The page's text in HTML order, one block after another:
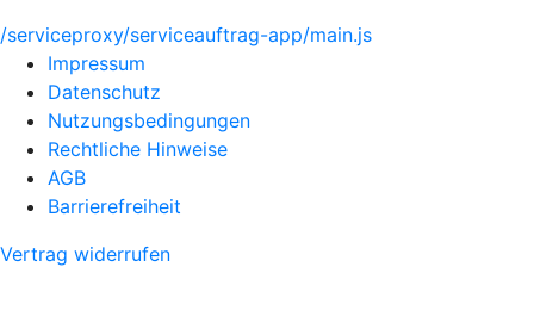
/serviceproxy/serviceauftrag-app/main.js
Impressum
Datenschutz
Nutzungsbedingungen
Rechtliche Hinweise
AGB
Barrierefreiheit
Vertrag widerrufen